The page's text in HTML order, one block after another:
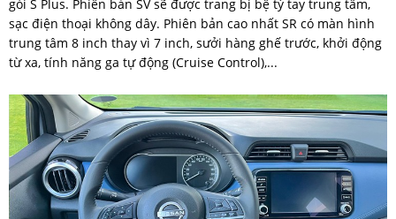
gói S Plus. Phiên bản SV sẽ được trang bị bệ tỳ tay trung tâm,
sạc điện thoại không dây. Phiên bản cao nhất SR có màn hình
trung tâm 8 inch thay vì 7 inch, sưởi hàng ghế trước, khởi động
từ xa, tính năng ga tự động (Cruise Control),...